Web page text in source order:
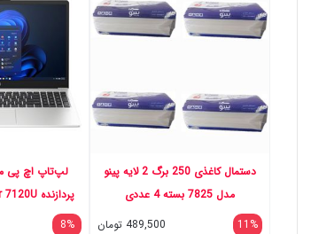
دستمال کاغذی 250 برگ 2 لایه پینو
مدل 7825 بسته 4 عددی
11%
489,500 تومان
8%